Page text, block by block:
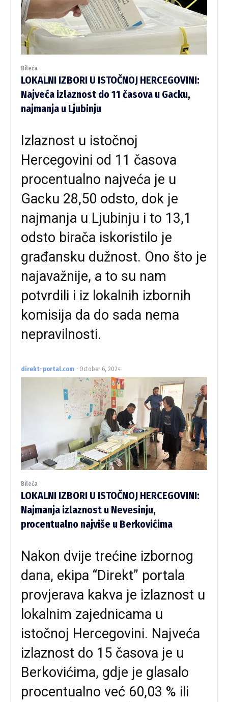
Bileća
LOKALNI IZBORI U ISTOČNOJ HERCEGOVINI:
Najveća izlaznost do 11 časova u Gacku,
najmanja u Ljubinju
Izlaznost u istočnoj
Hercegovini od 11 časova
procentualno najveća je u
Gacku 28,50 odsto, dok je
najmanja u Ljubinju i to 13,1
odsto birača iskoristilo je
građansku dužnost. Ono što je
najavažnije, a to su nam
potvrdili i iz lokalnih izbornih
komisija da do sada nema
nepravilnosti.
direkt-portal.com - October 6, 2024
Bileća
LOKALNI IZBORI U ISTOČNOJ HERCEGOVINI:
Najmanja izlaznost u Nevesinju,
procentualno najviše u Berkovićima
Nakon dvije trećine izbornog
dana, ekipa “Direkt” portala
provjerava kakva je izlaznost u
lokalnim zajednicama u
istočnoj Hercegovini. Najveća
izlaznost do 15 časova je u
Berkovićima, gdje je glasalo
procentualno već 60,03 % ili